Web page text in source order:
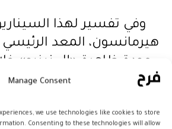
Manage Consent
we use technologies like cookies to store
Consenting to these technologies will allow
وفي تفسير لهذا
هيرمانسون، المعد الرئيسي
عودة ظاهرة «إل نينيو»
2026 قد ترفع من